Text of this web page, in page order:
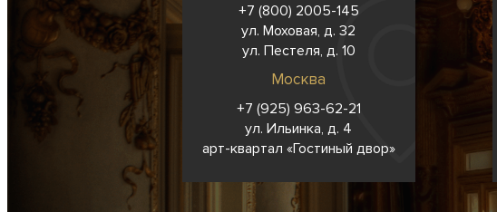
+7 (800) 2005-145
ул. Моховая, д. 32
ул. Пестеля, д. 10
Москва
+7 (925) 963-62-21
ул. Ильинка, д. 4
арт-квартал «Гостиный двор»